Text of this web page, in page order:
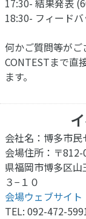
17:30- 結果発表
18:30- フィード
何かご質問等がご
CONTESTまで直
ます。
会社名：博多市民
会場住所：〒812-
県福岡市博多区山
３−１０
会場ウェブサイト
TEL: 092-472-